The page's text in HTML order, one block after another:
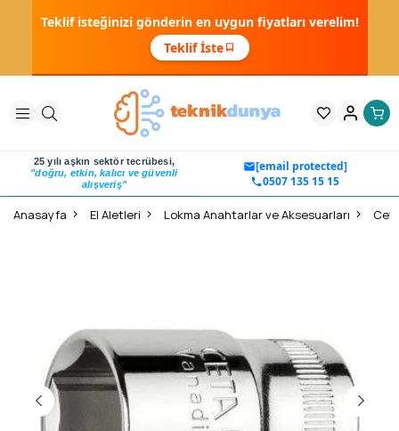
Teklif isteğinizi gönderin en uygun fiyatları verelim!
Teklif İste
25 yılı aşkın sektör tecrübesi,
"doğru, etkin, kalıcı ve güvenli
alışveriş"
[email protected]
0507 135 15 15
Anasayfa El Aletleri Lokma Anahtarlar ve Aksesuarları